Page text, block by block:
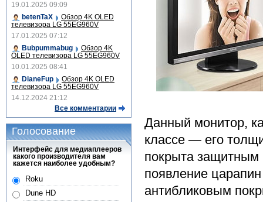
Данный монитор,
классе — его
покрыта защитным
появление
антибликовым
19.01.2025 09:09
betenTaX
Обзор 4K OLED
телевизора LG 55EG960V
17.01.2025 07:12
Bubpummabug
Обзор 4K
OLED телевизора LG 55EG960V
10.01.2025 08:41
DianeFup
Обзор 4K OLED
телевизора LG 55EG960V
14.12.2024 21:12
Все комментарии
Голосование
Интерфейс для медиаплееров
какого производителя вам
кажется наиболее удобным?
Roku
Dune HD